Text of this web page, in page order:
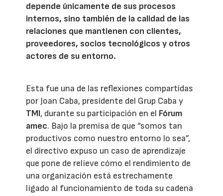
depende únicamente de sus procesos
internos, sino también de la calidad de las
relaciones que mantienen con clientes,
proveedores, socios tecnológicos y otros
actores de su entorno.
Esta fue una de las reflexiones compartidas
por Joan Caba, presidente del Grup Caba y
TMI, durante su participación en el Fórum
amec. Bajo la premisa de que “somos tan
productivos como nuestro entorno lo sea”,
el directivo expuso un caso de aprendizaje
que pone de relieve cómo el rendimiento de
una organización está estrechamente
ligado al funcionamiento de toda su cadena